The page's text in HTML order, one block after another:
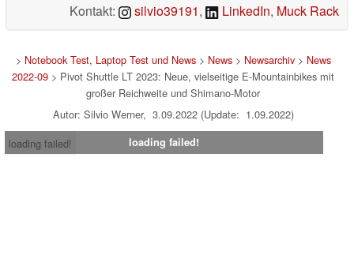
Kontakt:
silvio39191, LinkedIn, Muck Rack
> Notebook Test, Laptop Test und News> News> Newsarchiv> News
2022-09 > Pivot Shuttle LT 2023: Neue, vielseitige E-Mountainbikes mit
großer Reichweite und Shimano-Motor
Autor: Silvio Werner, 3.09.2022 (Update: 1.09.2022)
loading failed!
loading failed!